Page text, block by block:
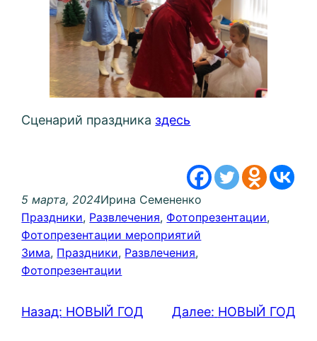
Сценарий праздника здесь
5 марта, 2024Ирина Семененко
Праздники, Развлечения, Фотопрезентации
Фотопрезентации мероприятий
Зима, Праздники, Развлечения
Фотопрезентации
Назад: НОВЫЙ ГОД Далее: НОВЫЙ ГОД